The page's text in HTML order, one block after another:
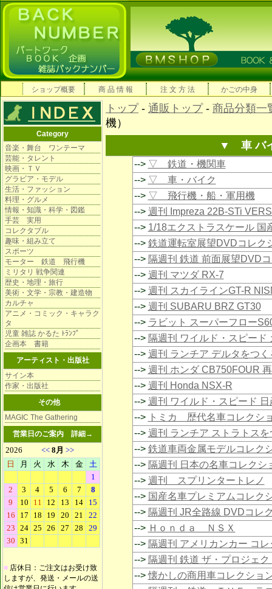
ショップ概要 商 品 情 報 注 文 方 法 かごの中身
Category
音楽・舞台 ワンテーマ
芸能・タレント
映画・ＴＶ
グラビア・モデル
生活・ファッション
料理・グルメ
情報・知識・科学・図鑑
手芸 実用
コレクタブル
趣味・組み立て
スポーツ
モーター 鉄道 飛行機
ミリタリ 戦争関連
歴史・地理・旅行
美術・文学・宗教・建造物
カルチャ
アニメ・コミック・キャラク
タ
児童 雑誌 かるた ﾄﾗﾝﾌﾟ
企画本 書籍
アーティスト・出版社
サイン本
作家・出版社
その他
MAGIC The Gathering
営業日のご案内 詳細→
■ 店休日：ご注文はお受け致
しますが、発送・メールの送
トップ- 通販トップ- 商品分類一
機）
▼ 車 バ
--> ▽ 鉄道・機関車
--> ▽ 車・バイク
--> ▽ 飛行機・船・軍用機
--> 週刊 Impreza 22B-STi
--> 1/18エクストラスケール 国
--> 鉄道運転室展望DVDコレク
--> 隔週刊 鉄道 前面展望DVD
--> 週刊 マツダ RX-7
--> 週刊 スカイラインGT-R
--> 週刊 SUBARU BRZ GT30
--> ラビット スーパーフロー
--> 隔週刊 ワイルド・スピード
--> 週刊 ランチア デルタをつく
--> 週刊 ホンダ CB750FOUR
--> 週刊 Honda NSX-R
--> 週刊 ワイルド・スピード
--> トミカ 歴代名車コレクシ
--> 週刊 ランチア ストラトスを
--> 鉄道車両金属モデルコレク
--> 隔週刊 日本の名車コレクシ
--> 週刊 スプリンタートレノ
--> 国産名車プレミアムコレク
--> 隔週刊 JR全路線 DVDコレ
--> Ｈｏｎｄａ ＮＳＸ
--> 隔週刊 アメリカンカー コ
--> 隔週刊 鉄道 ザ・プロジェク
-->懐かしの商用車コレクショ